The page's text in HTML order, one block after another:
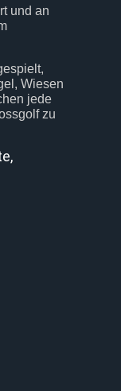
und an
Wiesen
jede
zu